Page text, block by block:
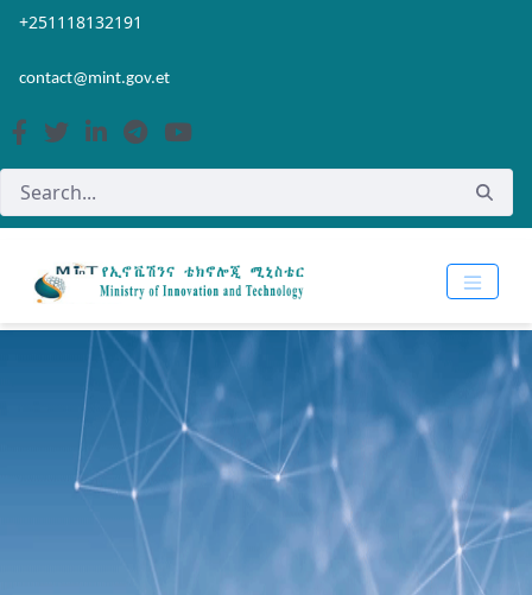
Skip to Main Content
Open Accessibility Menu
+251118132191
contact@mint.gov.et